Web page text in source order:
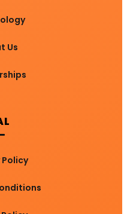
Us
Policy